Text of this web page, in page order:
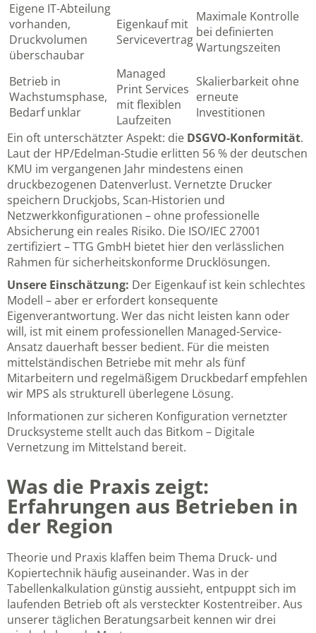
Eigene IT-Abteilung
vorhanden,
Druckvolumen
überschaubar
Eigenkauf mit
Servicevertrag
Maximale Kontrolle
bei definierten
Wartungszeiten
Betrieb in
Wachstumsphase,
Bedarf unklar
Managed
Print Services
mit flexiblen
Laufzeiten
Skalierbarkeit ohne
erneute
Investitionen
Ein oft unterschätzter Aspekt: die DSGVO-Konformität.
Laut der HP/Edelman-Studie erlitten 56 % der deutschen
KMU im vergangenen Jahr mindestens einen
druckbezogenen Datenverlust. Vernetzte Drucker
speichern Druckjobs, Scan-Historien und
Netzwerkkonfigurationen – ohne professionelle
Absicherung ein reales Risiko. Die ISO/IEC 27001
zertifiziert – TTG GmbH bietet hier den verlässlichen
Rahmen für sicherheitskonforme Drucklösungen.
Unsere Einschätzung: Der Eigenkauf ist kein schlechtes
Modell – aber er erfordert konsequente
Eigenverantwortung. Wer das nicht leisten kann oder
will, ist mit einem professionellen Managed-Service-
Ansatz dauerhaft besser bedient. Für die meisten
mittelständischen Betriebe mit mehr als fünf
Mitarbeitern und regelmäßigem Druckbedarf empfehlen
wir MPS als strukturell überlegene Lösung.
Informationen zur sicheren Konfiguration vernetzter
Drucksysteme stellt auch das Bitkom – Digitale
Vernetzung im Mittelstand bereit.
Was die Praxis zeigt:
Erfahrungen aus Betrieben in
der Region
Theorie und Praxis klaffen beim Thema Druck- und
Kopiertechnik häufig auseinander. Was in der
Tabellenkalkulation günstig aussieht, entpuppt sich im
laufenden Betrieb oft als versteckter Kostentreiber. Aus
unserer täglichen Beratungsarbeit kennen wir drei